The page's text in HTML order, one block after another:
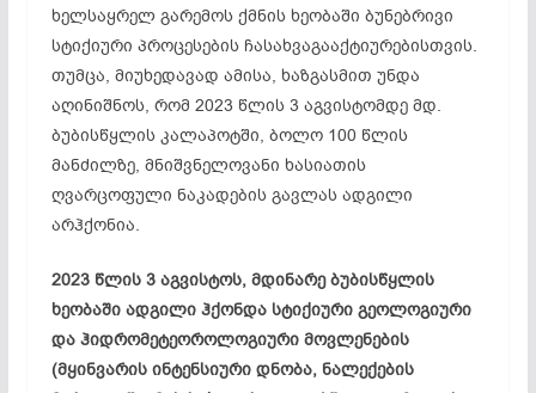
ხელსაყრელ გარემოს ქმნის ხეობაში ბუნებრივი
სტიქიური პროცესების ჩასახვაგააქტიურებისთვის.
თუმცა, მიუხედავად ამისა, ხაზგასმით უნდა
აღინიშნოს, რომ 2023 წლის 3 აგვისტომდე მდ.
ბუბისწყლის კალაპოტში, ბოლო 100 წლის
მანძილზე, მნიშვნელოვანი ხასიათის
ღვარცოფული ნაკადების გავლას ადგილი
არჰქონია.
2023 წლის 3 აგვისტოს, მდინარე ბუბისწყლის
ხეობაში ადგილი ჰქონდა სტიქიური გეოლოგიური
და ჰიდრომეტეოროლოგიური მოვლენების
(მყინვარის ინტენსიური დნობა, ნალექების